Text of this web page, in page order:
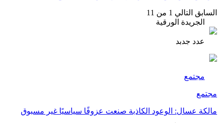
السابق التالي 1 من 11
الجريدة الورقية
عدد جدبد
مجتمع
مجتمع
مالكة عسال: الوعود الكاذبة صنعت عزوفًا سياسيًا غير مسبوق